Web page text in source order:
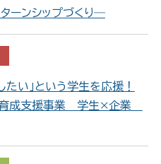
ーンシップづくり―
たい」という学生を応援！
育成支援事業 学生×企業